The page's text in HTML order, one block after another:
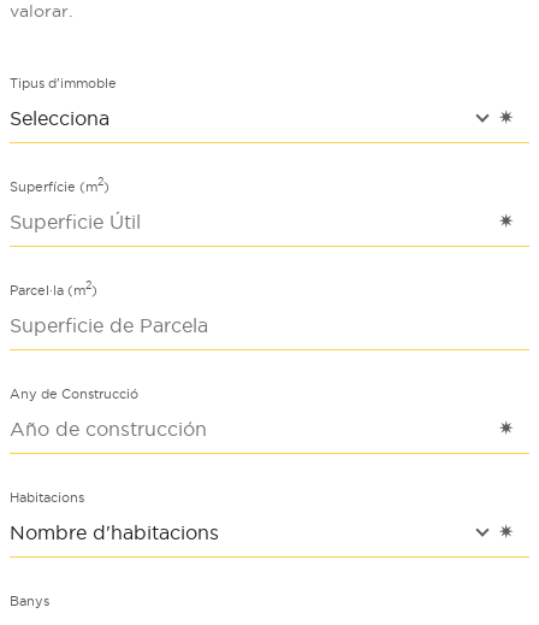
valorar.
Tipus d'immoble
Superfície (m2)
Parcel·la (m2)
Any de Construcció
Habitacions
Banys